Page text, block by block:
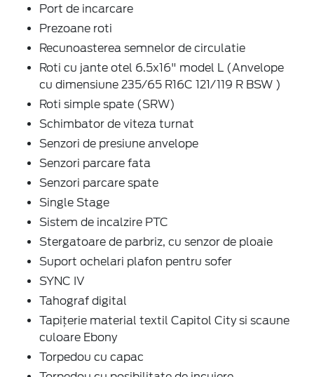
Port de incarcare
Prezoane roti
Recunoasterea semnelor de circulatie
Roti cu jante otel 6.5x16" model L (Anvelope
cu dimensiune 235/65 R16C 121/119 R BSW )
Roti simple spate (SRW)
Schimbator de viteza turnat
Senzori de presiune anvelope
Senzori parcare fata
Senzori parcare spate
Single Stage
Sistem de incalzire PTC
Stergatoare de parbriz, cu senzor de ploaie
Suport ochelari plafon pentru sofer
SYNC IV
Tahograf digital
Tapițerie material textil Capitol City si scaune
culoare Ebony
Torpedou cu capac